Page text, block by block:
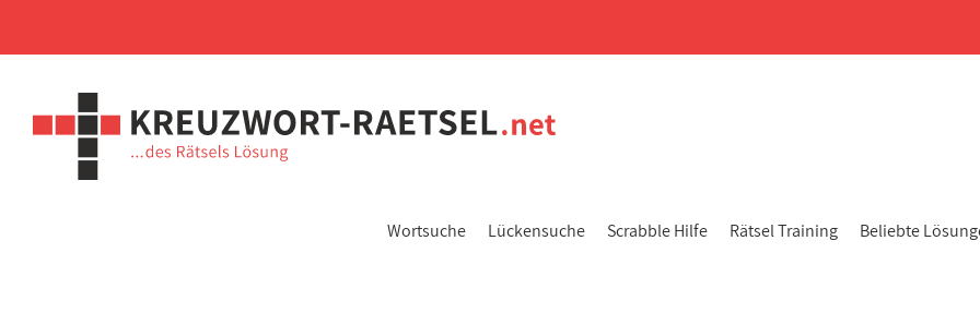
Wortsuche Lückensuche Scrabble Hilfe Rätsel Training Beliebte